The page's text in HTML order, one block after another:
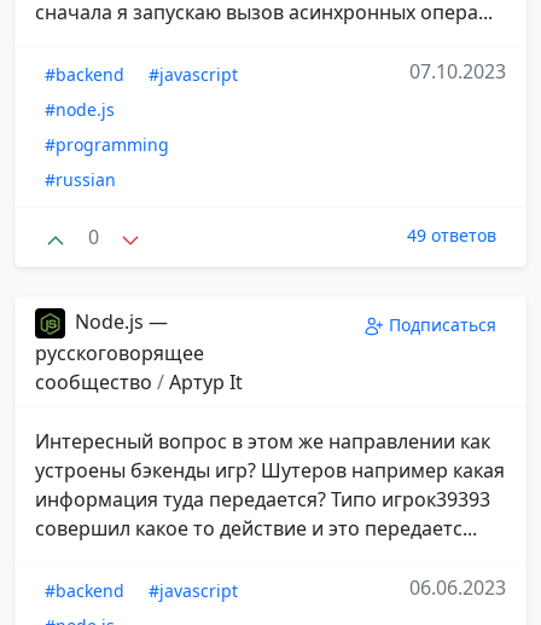
сначала я запускаю вызов асинхронных опера...
#backend
#javascript
#node.js
#programming
#russian
07.10.2023
0 49 ответов
Node.js —
русскоговорящее
сообщество /Aртур It
Подписаться
Интересный вопрос в этом же направлении как
устроены бэкенды игр? Шутеров например какая
информация туда передается? Типо игрок39393
совершил какое то действие и это передаетс...
#backend
#javascript
06.06.2023